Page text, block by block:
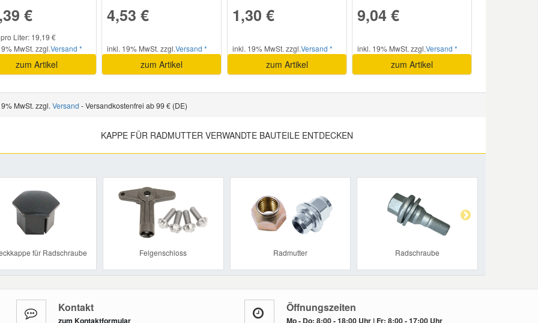
€
Liter: 19,19 €
MwSt. zzgl.Versand *
zum Artikel
4,53 €
inkl. 19% MwSt. zzgl.Versand *
zum Artikel
1,30 €
inkl. 19% MwSt. zzgl.Versand *
zum Artikel
9,04 €
inkl. 19% MwSt. zzgl.Versand *
zum Artikel
MwSt. zzgl. Versand - Versandkostenfrei ab 99 € (DE)
KAPPE FÜR RADMUTTER VERWANDTE BAUTEILE ENTDECKEN
für Radschraube Felgenschloss Radmutter Radschraube
Kontakt
zum Kontaktformular
Öffnungszeiten
Mo - Do: 8:00 - 18:00 Uhr | Fr: 8:00 - 17:00 Uhr